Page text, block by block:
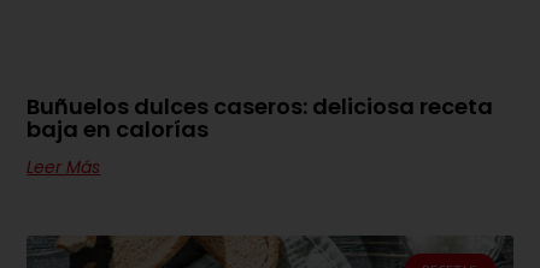
Buñuelos dulces caseros: deliciosa receta
baja en calorías
Leer Más